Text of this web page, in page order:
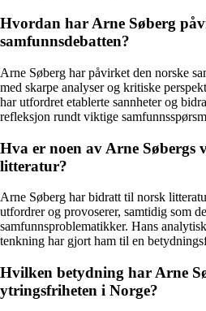
Hvordan har Arne Søberg
samfunnsdebatten?
Arne Søberg har påvirket den norske
med skarpe analyser og kritiske
har utfordret etablerte sannheter og
refleksjon rundt viktige
Hva er noen av Arne
litteratur?
Arne Søberg har bidratt til norsk
utfordrer og provoserer, samtidig som
samfunnsproblematikker. Hans
tenkning har gjort ham til en
Hvilken betydning har Arne
ytringsfriheten i Norge?